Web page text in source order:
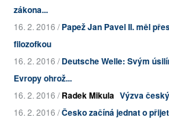
zákona...
16. 2. 2016 /Papež Jan Pavel II. měl
filozofkou
16. 2. 2016 /Deutsche Welle: Svým
Evropy ohrož...
16. 2. 2016 /Radek Mikula Výzva
16. 2. 2016 /Česko začíná jednat o